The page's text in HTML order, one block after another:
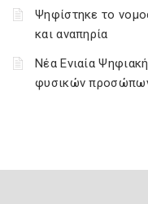
Ψηφίστηκε το
και αναπηρία
Νέα Ενιαία
φυσικών